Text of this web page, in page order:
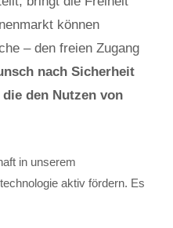
können
– den freien Zugang
nach Sicherheit
den Nutzen von
in unserem
aktiv fördern. Es